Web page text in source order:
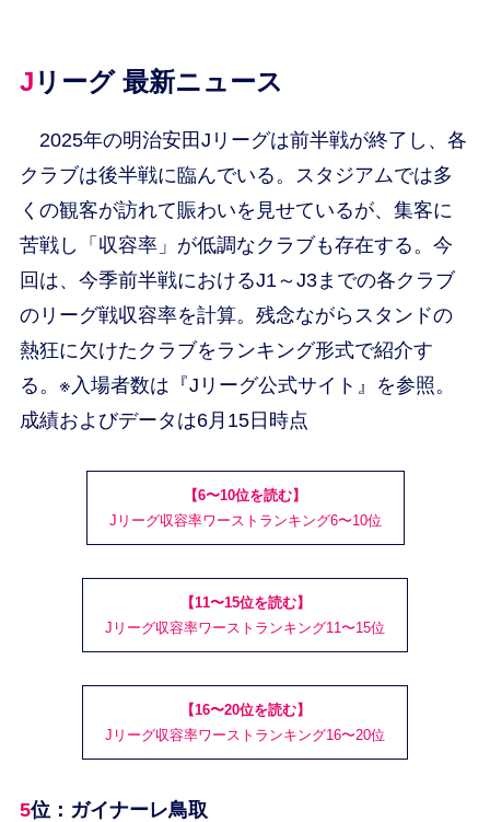
Jリーグ 最新ニュース
2025年の明治安田Jリーグは前半戦が終了し、各
クラブは後半戦に臨んでいる。スタジアムでは多
くの観客が訪れて賑わいを見せているが、集客に
苦戦し「収容率」が低調なクラブも存在する。今
回は、今季前半戦におけるJ1～J3までの各クラブ
のリーグ戦収容率を計算。残念ながらスタンドの
熱狂に欠けたクラブをランキング形式で紹介す
る。※入場者数は『Jリーグ公式サイト』を参照。
成績およびデータは6月15日時点
【6〜10位を読む】
Jリーグ収容率ワーストランキング6〜10位
【11〜15位を読む】
Jリーグ収容率ワーストランキング11〜15位
【16〜20位を読む】
Jリーグ収容率ワーストランキング16〜20位
5位：ガイナーレ鳥取